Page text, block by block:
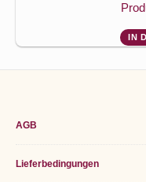
IN
AGB
Lieferbedingungen